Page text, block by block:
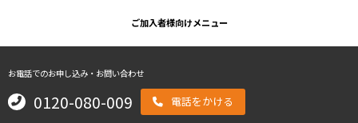
ご加入者様向けメニュー
お電話でのお申し込み・お問い合わせ
0120-080-009 電話をかける